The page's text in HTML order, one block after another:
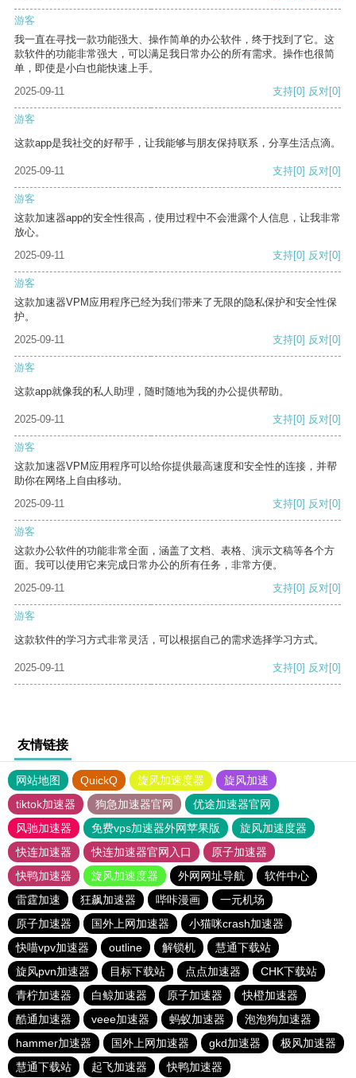
游客
我一直在寻找一款功能强大、操作简单的办公软件，终于找到了它。这
款软件的功能非常强大，可以满足我日常办公的所有需求。操作也很简
单，即使是小白也能快速上手。
2025-09-11
支持[0] 反对[0]
游客
这款app是我社交的好帮手，让我能够与朋友保持联系，分享生活点滴。
2025-09-11 支持[0] 反对[0]
游客
这款加速器app的安全性很高，使用过程中不会泄露个人信息，让我非常
放心。
2025-09-11
支持[0] 反对[0]
游客
这款加速器VPM应用程序已经为我们带来了无限的隐私保护和安全性保
护。
2025-09-11
支持[0] 反对[0]
游客
这款app就像我的私人助理，随时随地为我的办公提供帮助。
2025-09-11 支持[0] 反对[0]
游客
这款加速器VPM应用程序可以给你提供最高速度和安全性的连接，并帮
助你在网络上自由移动。
2025-09-11
支持[0] 反对[0]
游客
这款办公软件的功能非常全面，涵盖了文档、表格、演示文稿等各个方
面。我可以使用它来完成日常办公的所有任务，非常方便。
2025-09-11
支持[0] 反对[0]
游客
这款软件的学习方式非常灵活，可以根据自己的需求选择学习方式。
2025-09-11 支持[0] 反对[0]
友情链接
网站地图 QuickQ 旋风加速度器
旋风加速
tiktok加速器
狗急加速器官网
优途加速器官网
风驰加速器
免费vps加速器外网苹果版
旋风加速度器
快连加速器
快连加速器官网入口
原子加速器
快鸭加速器
旋风加速度器 外网网址导航
软件中心
雷霆加速
狂飙加速器 哔咔漫画
一元机场
原子加速器
国外上网加速器
小猫咪crash加速器
快喵vpv加速器
outline 解锁机
慧通下载站
旋风pvn加速器
目标下载站 点点加速器
CHK下载站
青柠加速器
白鲸加速器 原子加速器
快橙加速器
酷通加速器
veee加速器 蚂蚁加速器
泡泡狗加速器
hammer加速器
国外上网加速器 gkd加速器
极风加速器
慧通下载站
起飞加速器 快鸭加速器